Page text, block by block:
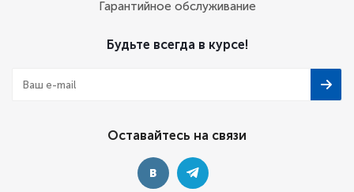
Гарантийное обслуживание
Будьте всегда в курсе!
Оставайтесь на связи